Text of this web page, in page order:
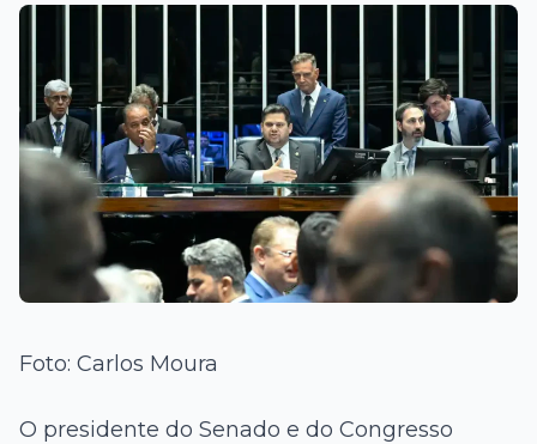
Foto: Carlos Moura
O presidente do Senado e do Congresso